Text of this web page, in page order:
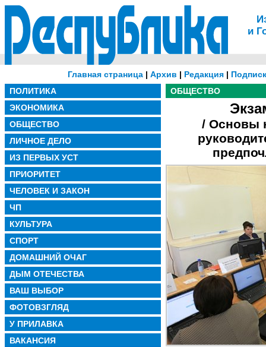
и
Главная страница| Архив | Редакция|
ПОЛИТИКА
ЭКОНОМИКА
ОБЩЕСТВО
ЛИЧНОЕ ДЕЛО
ИЗ ПЕРВЫХ УСТ
ПРИОРИТЕТ
ЧЕЛОВЕК И ЗАКОН
ЧП
КУЛЬТУРА
СПОРТ
ДОМАШНИЙ ОЧАГ
ДЫМ ОТЕЧЕСТВА
ВАШ ВЫБОР
ФОТОВЗГЛЯД
У ПРИЛАВКА
ВАКАНСИЯ
ОБЩЕСТВО
/ Основы